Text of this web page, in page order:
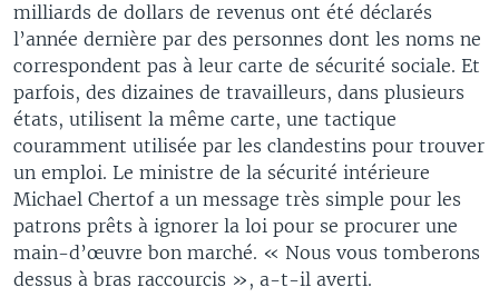
milliards de dollars de revenus ont été déclarés
l’année dernière par des personnes dont les noms ne
correspondent pas à leur carte de sécurité sociale. Et
parfois, des dizaines de travailleurs, dans plusieurs
états, utilisent la même carte, une tactique
couramment utilisée par les clandestins pour trouver
un emploi. Le ministre de la sécurité intérieure
Michael Chertof a un message très simple pour les
patrons prêts à ignorer la loi pour se procurer une
main-d’œuvre bon marché. « Nous vous tomberons
dessus à bras raccourcis », a-t-il averti.